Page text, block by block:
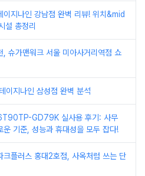
이지나인 강남점 완벽 리뷰! 위치&mid
총정리
, 슈가맨워크 서울 미아사거리역점 쇼
이지나인 삼성점 완벽 분석
GD79K 실사용 후기: 사무
운 기준, 성능과 휴대성을 모두 잡다!
크플러스 홍대2호점, 사옥처럼 쓰는 단